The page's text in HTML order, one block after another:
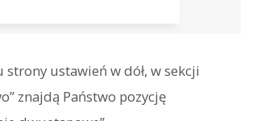
strony ustawień w dół, w sekcji
znajdą Państwo pozycję